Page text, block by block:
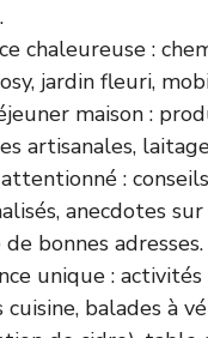
chaleureuse :
jardin fleuri,
maison :
artisanales,
: conseils
anecdotes
bonnes adresses.
unique :
cuisine, balades à